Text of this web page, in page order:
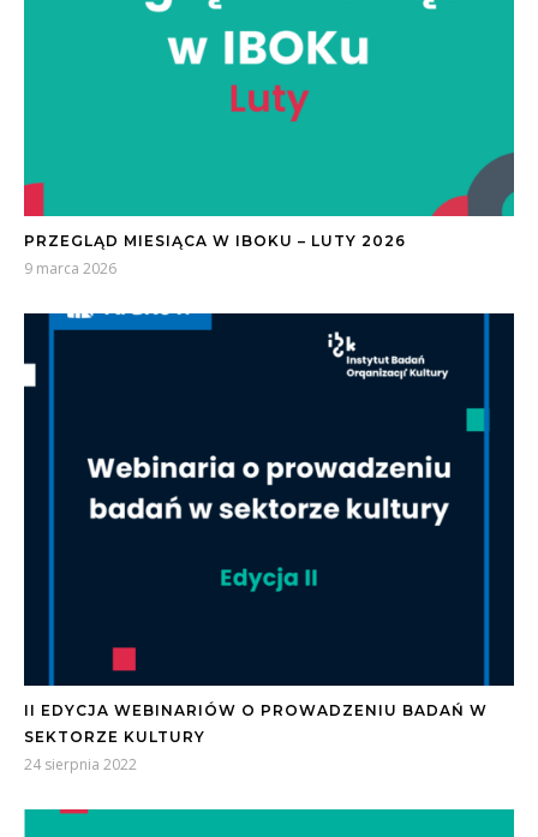
PRZEGLĄD MIESIĄCA W IBOKU – LUTY 2026
9 marca 2026
II EDYCJA WEBINARIÓW O PROWADZENIU BADAŃ W
SEKTORZE KULTURY
24 sierpnia 2022